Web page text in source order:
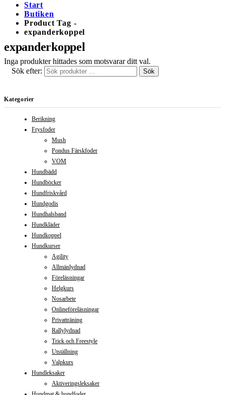
Start
Butiken
Product Tag -
expanderkoppel
expanderkoppel
Inga produkter hittades som motsvarar ditt val.
Sök efter:
Sök
Kategorier
Berikning
Frysfoder
Mush
Pondus Färskfoder
VOM
Hundbädd
Hundböcker
Hundfriskvård
Hundgodis
Hundhalsband
Hundkläder
Hundkoppel
Hundkurser
Agility
Allmänlydnad
Föreläsningar
Helgkurs
Nosarbete
Onlineföreläsningar
Privatträning
Rallylydnad
Trick och Freestyle
Utställning
Valpkurs
Hundleksaker
Aktiveringsleksaker